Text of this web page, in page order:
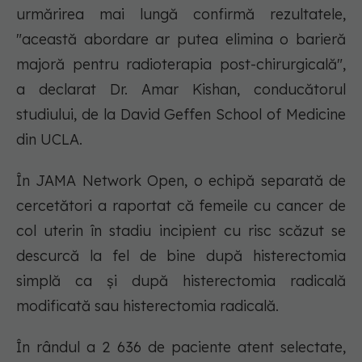
urmărirea mai lungă confirmă rezultatele,
"această abordare ar putea elimina o barieră
majoră pentru radioterapia post-chirurgicală",
a declarat Dr. Amar Kishan, conducătorul
studiului, de la David Geffen School of Medicine
din UCLA.
În JAMA Network Open, o echipă separată de
cercetători a raportat că femeile cu cancer de
col uterin în stadiu incipient cu risc scăzut se
descurcă la fel de bine după histerectomia
simplă ca și după histerectomia radicală
modificată sau histerectomia radicală.
În rândul a 2 636 de paciente atent selectate,